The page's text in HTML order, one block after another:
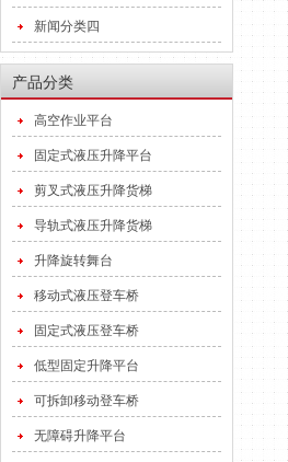
新闻分类四
产品分类
高空作业平台
固定式液压升降平台
剪叉式液压升降货梯
导轨式液压升降货梯
升降旋转舞台
移动式液压登车桥
固定式液压登车桥
低型固定升降平台
可拆卸移动登车桥
无障碍升降平台